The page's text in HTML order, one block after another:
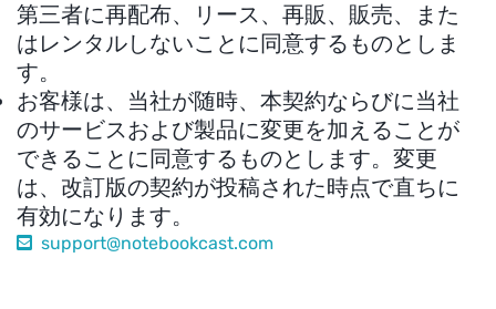
第三者に再配布、リース、再販、販売、また
はレンタルしないことに同意するものとしま
す。
お客様は、当社が随時、本契約ならびに当社
のサービスおよび製品に変更を加えることが
できることに同意するものとします。変更
は、改訂版の契約が投稿された時点で直ちに
有効になります。
support@notebookcast.com